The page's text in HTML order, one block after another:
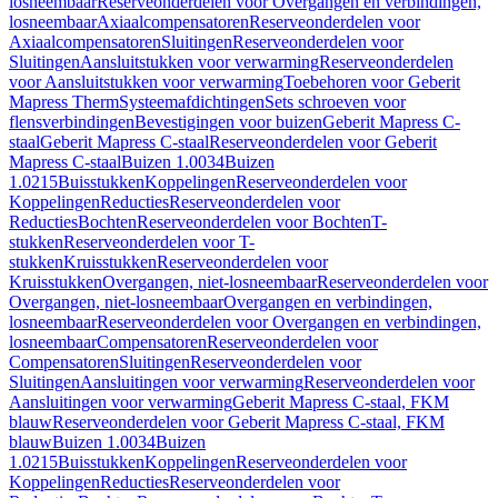
losneembaarAxiaalcompensatorenReserveonderdelen voor
AxiaalcompensatorenSluitingenReserveonderdelen voor
SluitingenAansluitstukken voor verwarmingReserveonderdelen
voor Aansluitstukken voor verwarmingToebehoren voor Geberit
Mapress ThermSysteemafdichtingenSets schroeven voor
flensverbindingenBevestigingen voor buizenGeberit Mapress C-
staalGeberit Mapress C-staalReserveonderdelen voor Geberit
Mapress C-staalBuizen 1.0034Buizen
1.0215BuisstukkenKoppelingenReserveonderdelen voor
KoppelingenReductiesReserveonderdelen voor
ReductiesBochtenReserveonderdelen voor BochtenT-
stukkenReserveonderdelen voor T-
stukkenKruisstukkenReserveonderdelen voor
KruisstukkenOvergangen, niet-losneembaarReserveonderdelen voor
Overgangen, niet-losneembaarOvergangen en verbindingen,
losneembaarReserveonderdelen voor Overgangen en verbindingen,
losneembaarCompensatorenReserveonderdelen voor
CompensatorenSluitingenReserveonderdelen voor
SluitingenAansluitingen voor verwarmingReserveonderdelen voor
Aansluitingen voor verwarmingGeberit Mapress C-staal, FKM
blauwReserveonderdelen voor Geberit Mapress C-staal, FKM
blauwBuizen 1.0034Buizen
1.0215BuisstukkenKoppelingenReserveonderdelen voor
KoppelingenReductiesReserveonderdelen voor